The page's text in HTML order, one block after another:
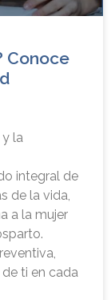
Conoce
la
integral de
de la vida,
a la mujer
ti en cada